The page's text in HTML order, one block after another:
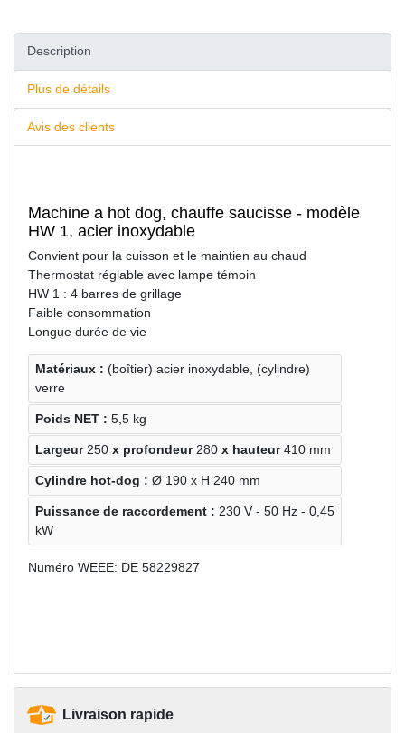
Description
Plus de détails
Avis des clients
Machine a hot dog, chauffe saucisse - modèle
HW 1, acier inoxydable
Convient pour la cuisson et le maintien au chaud
Thermostat réglable avec lampe témoin
HW 1 : 4 barres de grillage
Faible consommation
Longue durée de vie
Matériaux : (boîtier) acier inoxydable, (cylindre)
verre
Poids NET : 5,5 kg
Largeur250 x profondeur280 x hauteur410 mm
Cylindre hot-dog : Ø 190 x H 240 mm
Puissance de raccordement : 230 V - 50 Hz - 0,45
kW
Numéro WEEE: DE 58229827
Livraison rapide